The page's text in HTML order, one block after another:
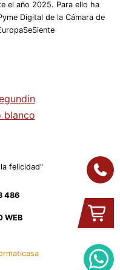
el año 2025. Para ello ha
Digital de la Cámara de
felicidad"
486
WEB